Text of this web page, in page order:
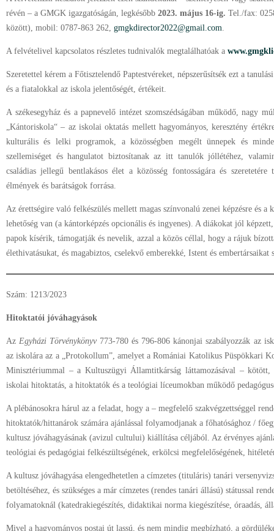
révén – a GMGK igazgatóságán, legkésőbb 2023. május 16-ig. Tel./fax:
között), mobil: 0787-863 262, gmgkdirector2022@gmail.com.
A felvételivel kapcsolatos részletes tudnivalók megtalálhatóak a
Szeretettel kérem a Főtisztelendő Paptestvéreket, népszerűsítsék ezt a
és a fiatalokkal az iskola jelentőségét, értékeit.
A székesegyház és a papnevelő intézet szomszédságában működő, nagy
„Kántoriskola“ – az iskolai oktatás mellett hagyományos, keresztény
kulturális és lelki programok, a közösségben megélt ünnepek és
szellemiséget és hangulatot biztosítanak az itt tanulók jóllétéhez,
családias jellegű bentlakásos élet a közösség fontosságára és
élmények és barátságok forrása.
Az érettségire való felkészülés mellett magas színvonalú zenei képzésre és a
lehetőség van (a kántorképzés opcionális és ingyenes). A diákokat jól
papok kísérik, támogatják és nevelik, azzal a közös céllal, hogy a rájuk
élethivatásukat, és magabiztos, cselekvő emberekké, Istent és
Szám: 1213/2023
Hitoktatói jóváhagyások
AzEgyházi Törvénykönyv 773-780 és 796-806 kánonjai szabályozzák az
az iskolára az a „Protokollum”, amelyet a Romániai Katolikus Püspökkari
Minisztériummal – a Kultuszügyi Államtitkárság láttamozásával – kötött,
iskolai hitoktatás, a hitoktatók és a teológiai líceumokban működő
A plébánosokra hárul az a feladat, hogy a – megfelelő szakvégzettséggel
hitoktatók/hittanárok számára ajánlással folyamodjanak a főhatósághoz /
kultusz jóváhagyásának (avizul cultului) kiállítása céljából. Az érvényes
teológiai és pedagógiai felkészültségének, erkölcsi megfelelőségének,
A kultusz jóváhagyása elengedhetetlen a címzetes (tituláris) tanári
betöltéséhez, és szükséges a már címzetes (rendes tanári állású) státussal
folyamatoknál (katedrakiegészítés, didaktikai norma kiegészítése, óraadás,
Mivel a hagyományos postai út lassú, és nem mindig megbízható, a